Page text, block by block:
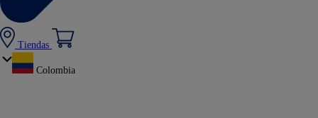
Tiendas
Colombia